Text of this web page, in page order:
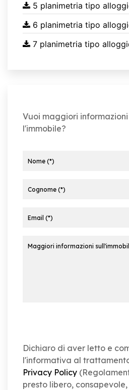
5 planimetria tipo
6 planimetria tipo
7 planimetria tipo
Vuoi maggiori
l'immobile?
Dichiaro di aver letto e
l'informativa al
Privacy Policy
presto libero,